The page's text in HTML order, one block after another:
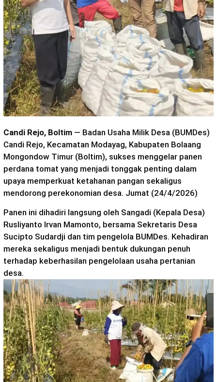
Candi Rejo, Boltim — Badan Usaha Milik Desa (BUMDes)
Candi Rejo, Kecamatan Modayag, Kabupaten Bolaang
Mongondow Timur (Boltim), sukses menggelar panen
perdana tomat yang menjadi tonggak penting dalam
upaya memperkuat ketahanan pangan sekaligus
mendorong perekonomian desa. Jumat (24/4/2026)
Panen ini dihadiri langsung oleh Sangadi (Kepala Desa)
Rusliyanto Irvan Mamonto, bersama Sekretaris Desa
Sucipto Sudardji dan tim pengelola BUMDes. Kehadiran
mereka sekaligus menjadi bentuk dukungan penuh
terhadap keberhasilan pengelolaan usaha pertanian
desa.